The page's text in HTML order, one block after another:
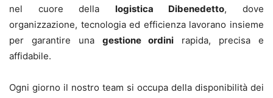
nel cuore della logistica Dibenedetto, dove
organizzazione, tecnologia ed efficienza lavorano insieme
per garantire una gestione ordini rapida, precisa e
affidabile.
Ogni giorno il nostro team si occupa della disponibilità dei